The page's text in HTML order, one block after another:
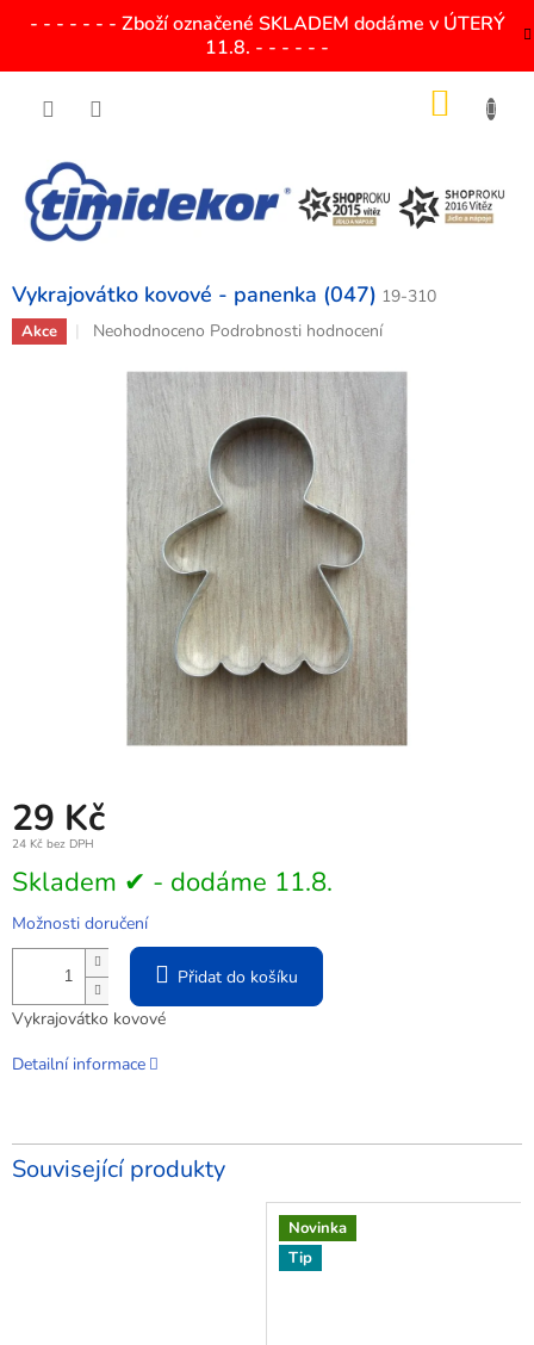
- - - - - - - Zboží označené SKLADEM dodáme v ÚTERÝ
11.8. - - - - - -
Vykrajovátko kovové - panenka (047) 19-310
Akce
Průměrné
produktu
hvězdiček.
Neohodnoceno Podrobnosti hodnocení
29 Kč
24 Kč bez DPH
Měrná
cena:
Skladem ✔ - dodáme 11.8.
Možnosti doručení
Přidat do košíku
Vykrajovátko kovové
Detailní informace
Související produkty
Novinka
Tip